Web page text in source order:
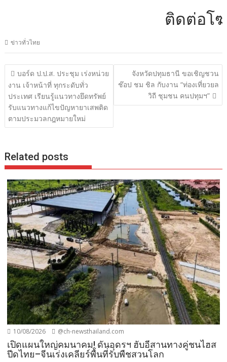
ติดต่อโฆษณาได้ที่
ข่าวทั่วไทย
แนะแนว
เรื่อง
บอร์ด ป.ป.ส. ประชุม เร่งหน่วย
งาน เจ้าหน้าที่ ทุกระดับทั่ว
ประเทศ เรียนรู้แนวทางยึดทรัพย์
รับแนวทางแก้ไขปัญหายาเสพติด
ตามประมวลกฎหมายใหม่
จังหวัดปทุมธานี ขอเชิญชวน
ช๊อป ชม ชิล กับงาน “ท่องเที่ยวยล
วิถี ชุมชน คนปทุมฯ”
Related posts
10/08/2026 @ch-newsthailand.com
เปิดแผนใหญ่คมนาคม! ดันอุดรฯ ฮับอีสานทางคู่ชนไฮส
ปีดไทย–จีนเร่งเคลียร์พื้นที่รับพืชสวนโลก